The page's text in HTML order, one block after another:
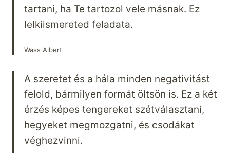
tartani, ha Te tartozol vele másnak. Ez
lelkiismereted feladata.
Wass Albert
A szeretet és a hála minden negativitást
felold, bármilyen formát öltsön is. Ez a két
érzés képes tengereket szétválasztani,
hegyeket megmozgatni, és csodákat
véghezvinni.